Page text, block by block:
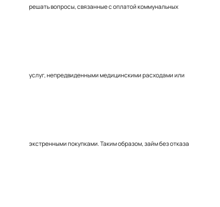
решать вопросы, связанные с оплатой коммунальных
услуг, непредвиденными медицинскими расходами или
экстренными покупками. Таким образом, займ без отказа